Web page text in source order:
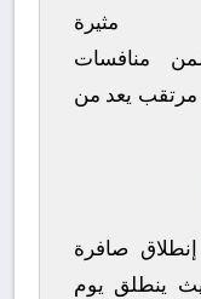
مثيرة
منافسات
مرتقب يعد من
صافرة
ينطلق يوم